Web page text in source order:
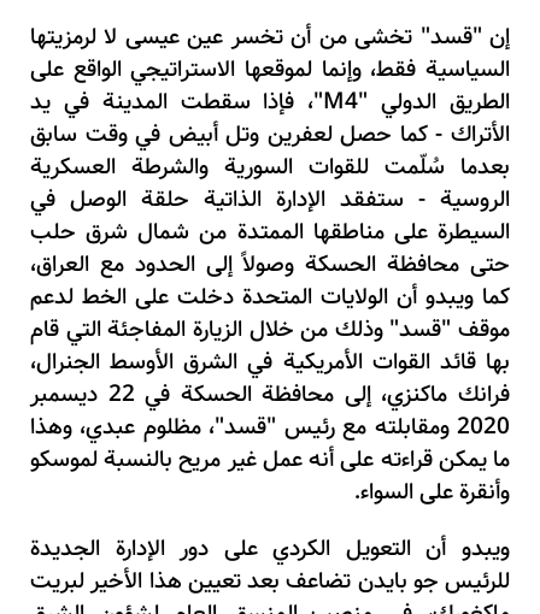
إن "قسد" تخشى من أن تخسر عين عيسى لا لرمزيتها
السياسية فقط، وإنما لموقعها الاستراتيجي الواقع على
الطريق الدولي "M4"، فإذا سقطت المدينة في يد
الأتراك - كما حصل لعفرين وتل أبيض في وقت سابق
بعدما سُلّمت للقوات السورية والشرطة العسكرية
الروسية - ستفقد الإدارة الذاتية حلقة الوصل في
السيطرة على مناطقها الممتدة من شمال شرق حلب
حتى محافظة الحسكة وصولاً إلى الحدود مع العراق،
كما ويبدو أن الولايات المتحدة دخلت على الخط لدعم
موقف "قسد" وذلك من خلال الزيارة المفاجئة التي قام
بها قائد القوات الأمريكية في الشرق الأوسط الجنرال،
فرانك ماكنزي، إلى محافظة الحسكة في 22 ديسمبر
2020 ومقابلته مع رئيس "قسد"، مظلوم عبدي، وهذا
ما يمكن قراءته على أنه عمل غير مريح بالنسبة لموسكو
وأنقرة على السواء.
ويبدو أن التعويل الكردي على دور الإدارة الجديدة
للرئيس جو بايدن تضاعف بعد تعيين هذا الأخير لبريت